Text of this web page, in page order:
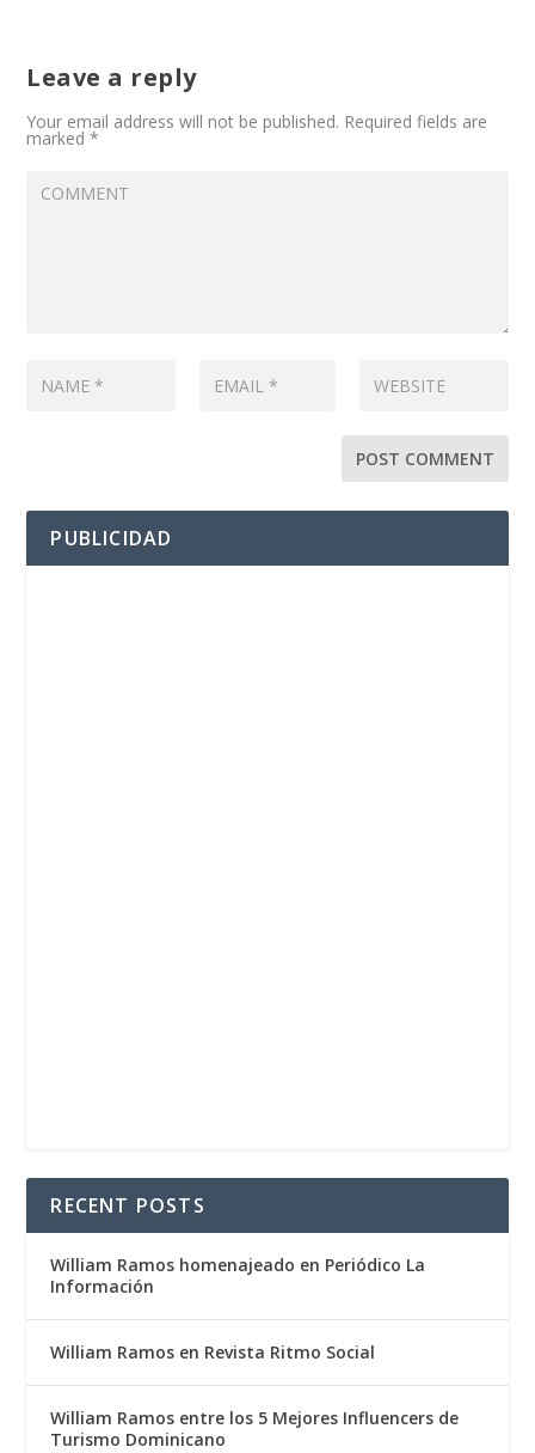
Leave a reply
Your email address will not be published. Required fields are
marked*
PUBLICIDAD
RECENT POSTS
William Ramos homenajeado en Periódico La
Información
William Ramos en Revista Ritmo Social
William Ramos entre los 5 Mejores Influencers de
Turismo Dominicano